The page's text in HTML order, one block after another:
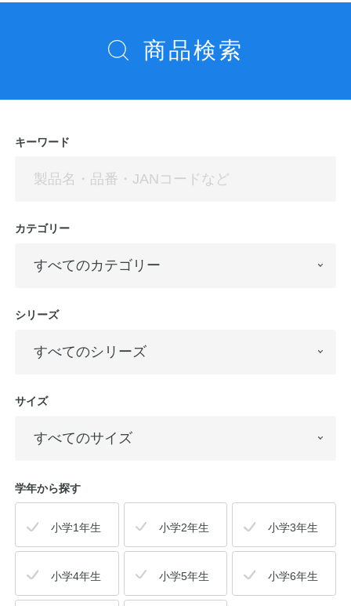
SDGsと未来
公式アカウント
商品検索
キーワード
カテゴリー
シリーズ
サイズ
学年から探す
小学1年生 小学2年生 小学3年生
小学4年生 小学5年生 小学6年生